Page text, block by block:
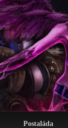
Postaláda